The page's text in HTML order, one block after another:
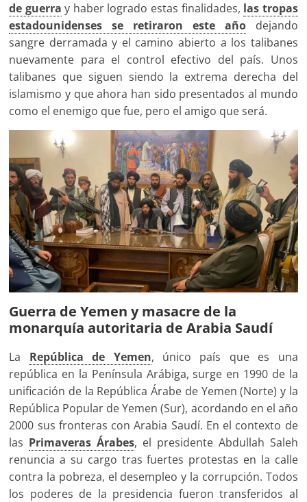
de guerra y haber logrado estas finalidades, las tropas
estadounidenses se retiraron este añodejando
sangre derramada y el camino abierto a los talibanes
nuevamente para el control efectivo del país. Unos
talibanes que siguen siendo la extrema derecha del
islamismo y que ahora han sido presentados al mundo
como el enemigo que fue, pero el amigo que será.
Guerra de Yemen y masacre de la
monarquía autoritaria de Arabia Saudí
La República de Yemen, único país que es una
república en la Península Arábiga, surge en 1990 de la
unificación de la República Árabe de Yemen (Norte) y la
República Popular de Yemen (Sur), acordando en el año
2000 sus fronteras con Arabia Saudí. En el contexto de
las Primaveras Árabes, el presidente Abdullah Saleh
renuncia a su cargo tras fuertes protestas en la calle
contra la pobreza, el desempleo y la corrupción. Todos
los poderes de la presidencia fueron transferidos al